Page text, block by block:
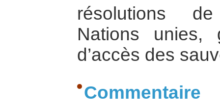
résolutions
Nations unies,
d’accès des
Commentaire